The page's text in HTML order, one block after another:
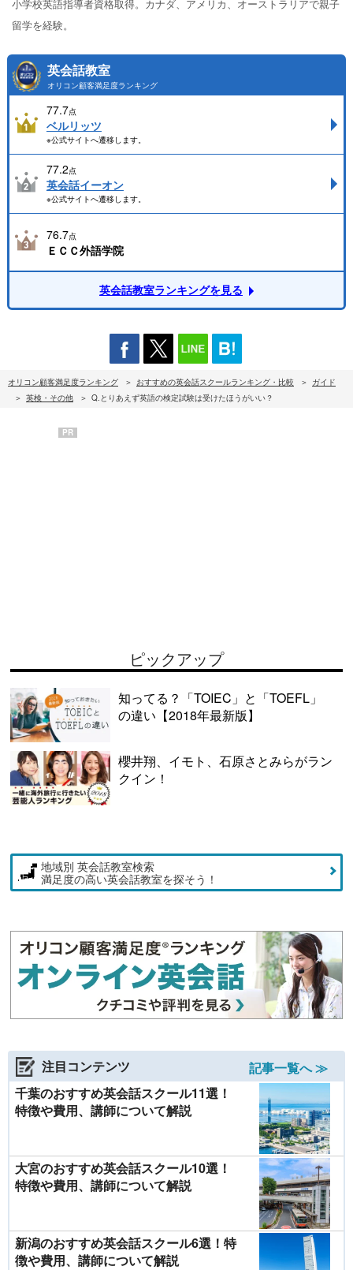
小学校英語指導者資格取得。カナダ、アメリカ、オーストラリアで親子
留学を経験。
英会話教室
オリコン顧客満足度ランキング
77.7点
ベルリッツ
※公式サイトへ遷移します。
77.2点
英会話イーオン
※公式サイトへ遷移します。
76.7点
ＥＣＣ外語学院
英会話教室ランキングを見る
オリコン顧客満足度ランキング おすすめの英会話スクールランキング・比較
ガイド
英検・その他
Q.とりあえず英語の検定試験は受けたほうがいい？
PR
ピックアップ
知ってる？「TOIEC」と「TOEFL」
の違い【2018年最新版】
櫻井翔、イモト、石原さとみらがラン
クイン！
地域別 英会話教室検索
満足度の高い英会話教室を探そう！
注目コンテンツ
記事一覧へ ≫
千葉のおすすめ英会話スクール11選！
特徴や費用、講師について解説
大宮のおすすめ英会話スクール10選！
特徴や費用、講師について解説
新潟のおすすめ英会話スクール6選！特
徴や費用、講師について解説